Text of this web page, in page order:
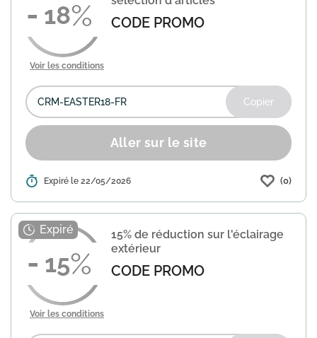
plus
18 CODE PROMO
Voir les conditions
Copier
Aller sur le site
Détails : Profitez de cette offre spéciale chez
sélection d'articles. Utilisez le code
promo "CRM-EASTER18-FR" lors de
votre commande en ligne. Vérif...En
savoir plus
Expiré le 22/05/2026 (0)
15
15% de réduction sur l'éclairage
extérieur
CODE PROMO
Voir les conditions